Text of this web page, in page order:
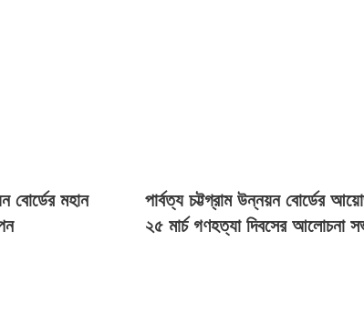
বোর্ডের মহান
পার্বত্য চট্টগ্রাম উন্নয়ন বোর্ডের
২৫ মার্চ গণহত্যা দিবসের আলোচনা